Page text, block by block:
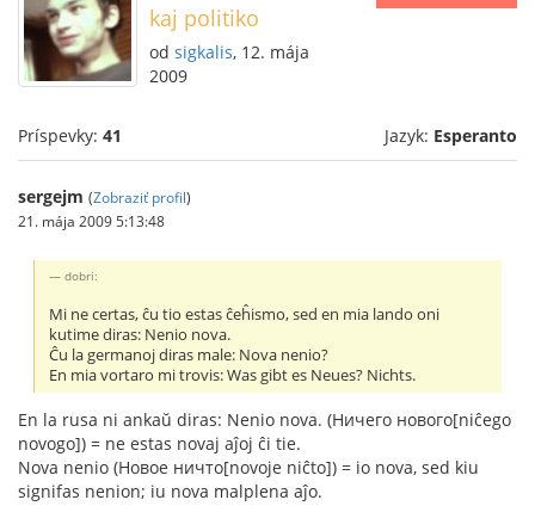
kaj politiko
od sigkalis, 12. mája
2009
Príspevky: 41 Jazyk: Esperanto
sergejm (Zobraziť profil)
21. mája 2009 5:13:48
dobri:
Mi ne certas, ĉu tio estas ĉeĥismo, sed en mia lando oni
kutime diras: Nenio nova.
Ĉu la germanoj diras male: Nova nenio?
En mia vortaro mi trovis: Was gibt es Neues? Nichts.
En la rusa ni ankaŭ diras: Nenio nova. (Ничего нового[niĉego
novogo]) = ne estas novaj aĵoj ĉi tie.
Nova nenio (Новое ничто[novoje niĉto]) = io nova, sed kiu
signifas nenion; iu nova malplena aĵo.